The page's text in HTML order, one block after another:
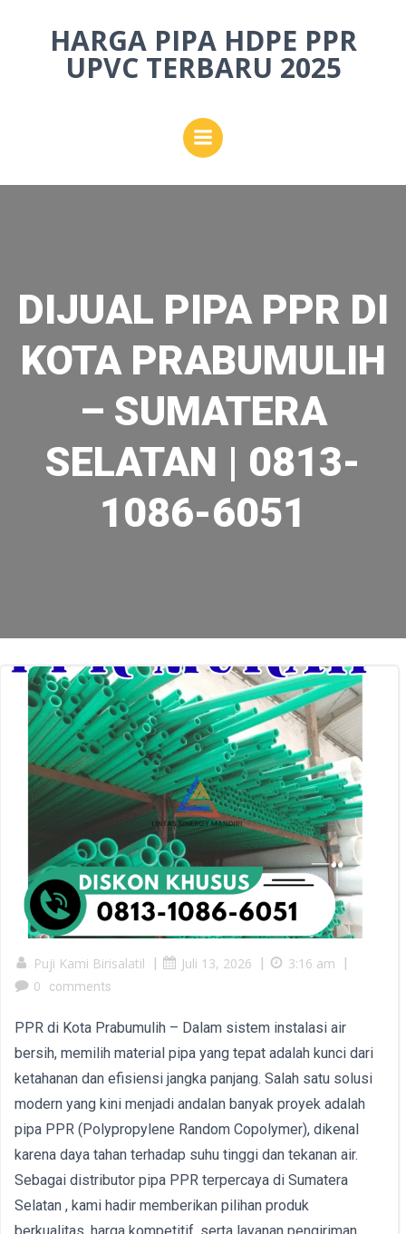
to
content
HARGA PIPA HDPE PPR
UPVC TERBARU 2025
DIJUAL PIPA PPR DI
KOTA PRABUMULIH
– SUMATERA
SELATAN | 0813-
1086-6051
Puji Kami Birisalatil | Juli 13, 2026 | 3:16 am
|
0
comments
PPR di Kota Prabumulih – Dalam sistem instalasi air
bersih, memilih material pipa yang tepat adalah kunci dari
ketahanan dan efisiensi jangka panjang. Salah satu solusi
modern yang kini menjadi andalan banyak proyek adalah
pipa PPR (Polypropylene Random Copolymer), dikenal
karena daya tahan terhadap suhu tinggi dan tekanan air.
Sebagai distributor pipa PPR terpercaya di Sumatera
Selatan , kami hadir memberikan pilihan produk